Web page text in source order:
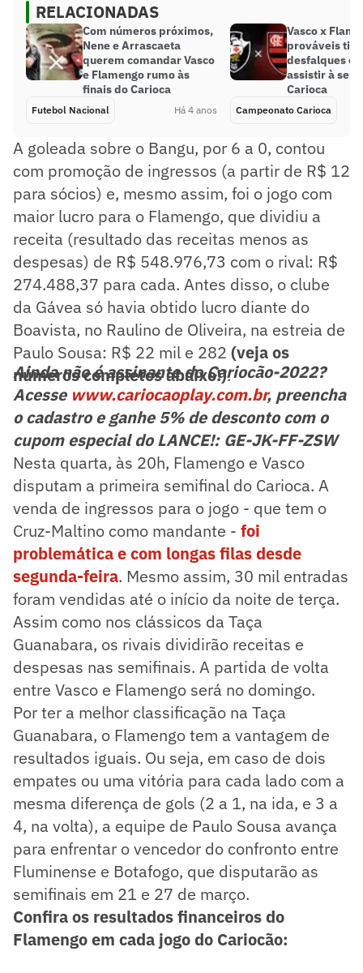
RELACIONADAS
Com números próximos,
Nene e Arrascaeta
querem comandar Vasco
e Flamengo rumo às
finais do Carioca
Futebol Nacional Há 4 anos
Vasco x
prováveis
desfalques e
assistir à
Carioca
Campeonato Carioca
A goleada sobre o Bangu, por 6 a 0, contou
com promoção de ingressos (a partir de R$ 12
para sócios) e, mesmo assim, foi o jogo com
maior lucro para o Flamengo, que dividiu a
receita (resultado das receitas menos as
despesas) de R$ 548.976,73 com o rival: R$
274.488,37 para cada. Antes disso, o clube
da Gávea só havia obtido lucro diante do
Boavista, no Raulino de Oliveira, na estreia de
Paulo Sousa: R$ 22 mil e 282 (veja os
números completos abaixo!).
Ainda não é assinante do Cariocão-2022?
Acesse www.cariocaoplay.com.br, preencha
o cadastro e ganhe 5% de desconto com o
cupom especial do LANCE!: GE-JK-FF-ZSW
Nesta quarta, às 20h, Flamengo e Vasco
disputam a primeira semifinal do Carioca. A
venda de ingressos para o jogo - que tem o
Cruz-Maltino como mandante - foi
problemática e com longas filas desde
segunda-feira. Mesmo assim, 30 mil entradas
foram vendidas até o início da noite de terça.
Assim como nos clássicos da Taça
Guanabara, os rivais dividirão receitas e
despesas nas semifinais. A partida de volta
entre Vasco e Flamengo será no domingo.
Por ter a melhor classificação na Taça
Guanabara, o Flamengo tem a vantagem de
resultados iguais. Ou seja, em caso de dois
empates ou uma vitória para cada lado com a
mesma diferença de gols (2 a 1, na ida, e 3 a
4, na volta), a equipe de Paulo Sousa avança
para enfrentar o vencedor do confronto entre
Fluminense e Botafogo, que disputarão as
semifinais em 21 e 27 de março.
Confira os resultados financeiros do
Flamengo em cada jogo do Cariocão: